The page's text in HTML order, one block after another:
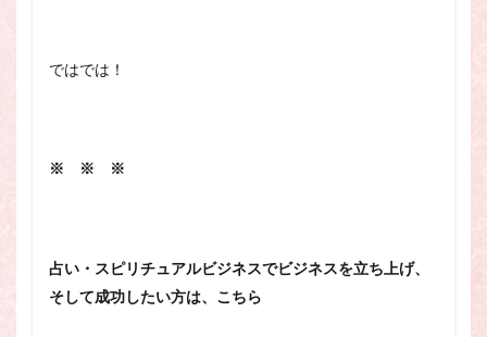
ではでは！
※ ※ ※
占い・スピリチュアルビジネスでビジネスを立ち上げ、
そして成功したい方は、こちら